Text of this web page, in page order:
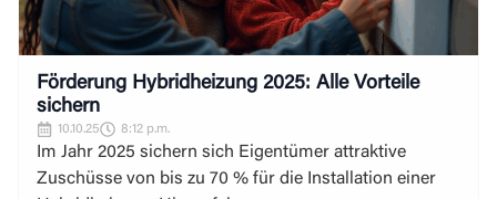
Förderung Hybridheizung 2025: Alle Vorteile
sichern
10.10.25 8:12 p.m.
Im Jahr 2025 sichern sich Eigentümer attraktive
Zuschüsse von bis zu 70 % für die Installation einer